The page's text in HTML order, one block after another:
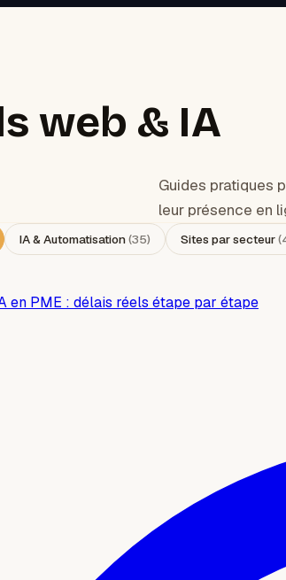
web & IA
Guides pratiques
leur présence en
IA & Automatisation(35) Sites par secteur(